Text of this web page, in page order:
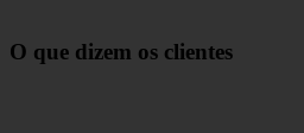
O que dizem os clientes